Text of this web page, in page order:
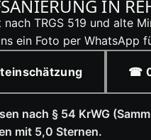
IN
nach TRGS 519 und alte
ein Foto per WhatsApp
☎
nach § 54 KrWG
mit 5,0 Sternen.